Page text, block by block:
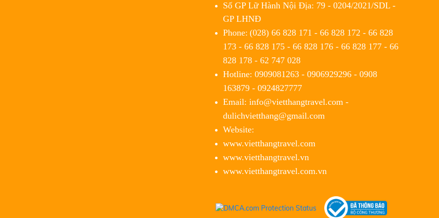
TOUR CÁT BI - QUẢNG NINH - NINH
THẮNG TRAVEL
5.750.000đ
6.750.000đ
TOUR ĐÀ LẠT 4 NGÀY 3 ĐÊM
3.260.000đ
2.690.000đ
TOUR ĐÀ LẠT 3 NGÀY 2 ĐÊM
Số GP Lữ Hành Nội Địa: 79 - 0204/2021/SDL -
GP LHNĐ
Phone: (028) 66 828 171 - 66 828 172 - 66 828
173 - 66 828 175 - 66 828 176 - 66 828 177 - 66
828 178 - 62 747 028
Hotline: 0909081263 - 0906929296 - 0908
163879 - 0924827777
Email: info@vietthangtravel.com -
dulichvietthang@gmail.com
Website:
www.vietthangtravel.com
www.vietthangtravel.vn
www.vietthangtravel.com.vn